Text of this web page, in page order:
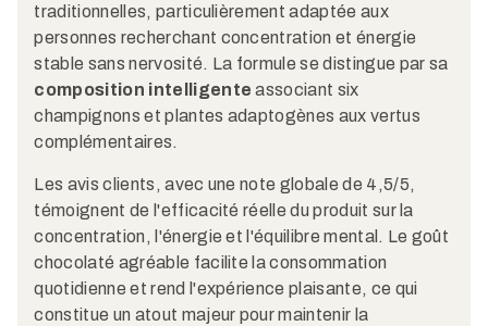
traditionnelles, particulièrement adaptée aux
personnes recherchant concentration et énergie
stable sans nervosité. La formule se distingue par sa
composition intelligente associant six
champignons et plantes adaptogènes aux vertus
complémentaires.
Les avis clients, avec une note globale de 4,5/5,
témoignent de l'efficacité réelle du produit sur la
concentration, l'énergie et l'équilibre mental. Le goût
chocolaté agréable facilite la consommation
quotidienne et rend l'expérience plaisante, ce qui
constitue un atout majeur pour maintenir la